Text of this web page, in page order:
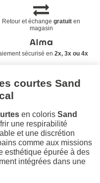
Retour et échangegratuit en
magasin
sécurisé en 2x, 3x ou 4x
courtes Sand
en coloris Sand
une respirabilité
et une discrétion
comme aux missions
esthétique épurée à des
intégrées dans une